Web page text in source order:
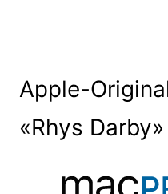
Apple-
«Rhys Darby»